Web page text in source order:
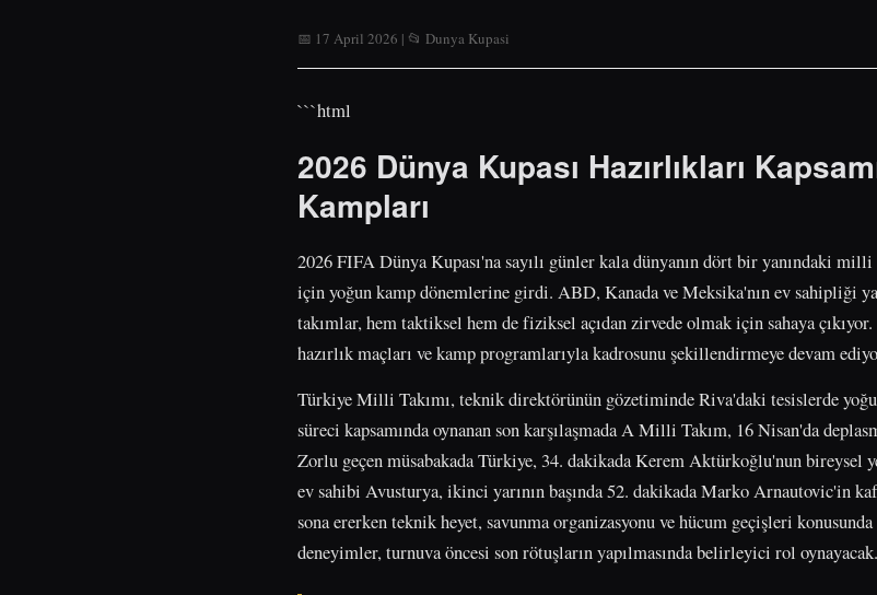
📅 17 April 2026 | 📂 Dunya Kupasi
```html
2026 Dünya Kupası Hazırlıkları
Kampları
2026 FIFA Dünya Kupası'na sayılı günler kala dünyanın dört bir yanındaki milli
için yoğun kamp dönemlerine girdi. ABD, Kanada ve Meksika'nın ev sahipliği
takımlar, hem taktiksel hem de fiziksel açıdan zirvede olmak için sahaya
hazırlık maçları ve kamp programlarıyla kadrosunu şekillendirmeye devam
Türkiye Milli Takımı, teknik direktörünün gözetiminde Riva'daki tesislerde
süreci kapsamında oynanan son karşılaşmada A Milli Takım, 16 Nisan'da
Zorlu geçen müsabakada Türkiye, 34. dakikada Kerem Aktürkoğlu'nun bireysel
ev sahibi Avusturya, ikinci yarının başında 52. dakikada Marko Arnautovic'in
sona ererken teknik heyet, savunma organizasyonu ve hücum geçişleri
deneyimler, turnuva öncesi son rötuşların yapılmasında belirleyici rol oynayacak.